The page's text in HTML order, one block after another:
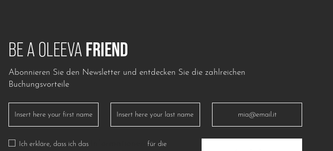
BE A OLEEVA FRIEND
Abonnieren Sie den Newsletter und entdecken Sie die zahlreichen
Buchungsvorteile
Ich erkläre, dass ich das
für die